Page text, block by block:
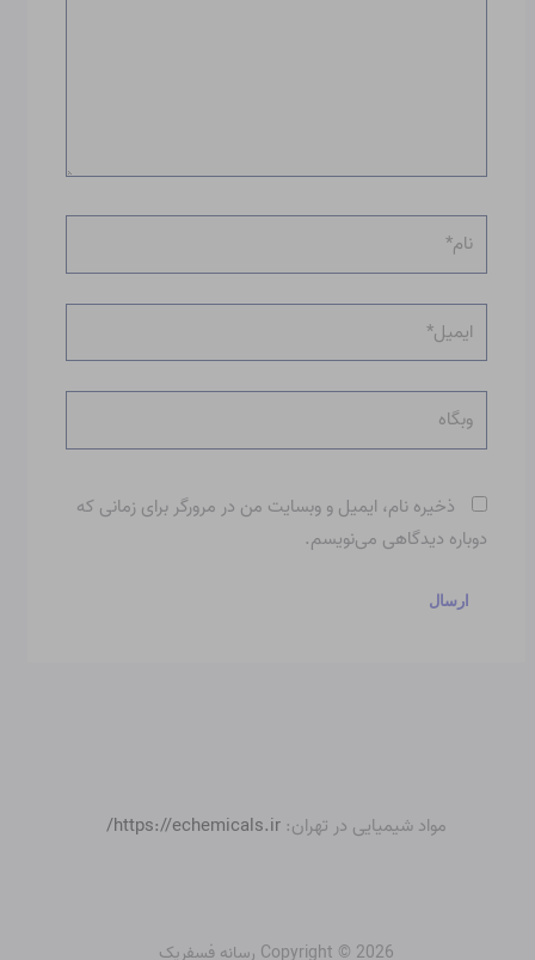
نام*
وبگاه
ذخیره نام، ایمیل و وبسایت من در مرورگر برای زمانی که
دوباره دیدگاهی می‌نویسم.
مواد شیمیایی در تهران: https://echemicals.ir/
Copyright © 2026 رسانه فسفریک